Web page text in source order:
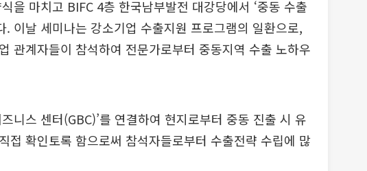
을 마치고 BIFC 4층 한국남부발전 대강당에서 ‘중동 수출
. 이날 세미나는 강소기업 수출지원 프로그램의 일환으로,
계자들이 참석하여 전문가로부터 중동지역 수출 노하우
니스 센터(GBC)’를 연결하여 현지로부터 중동 진출 시 유
접 확인토록 함으로써 참석자들로부터 수출전략 수립에 많